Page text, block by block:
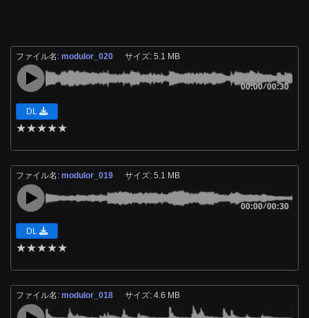
ファイル名:modulor_020 サイズ: 5.1 MB
00:00/00:30
DL
★★★★★
ファイル名:modulor_019 サイズ: 5.1 MB
00:00/00:30
DL
★★★★★
ファイル名:modulor_018 サイズ: 4.6 MB